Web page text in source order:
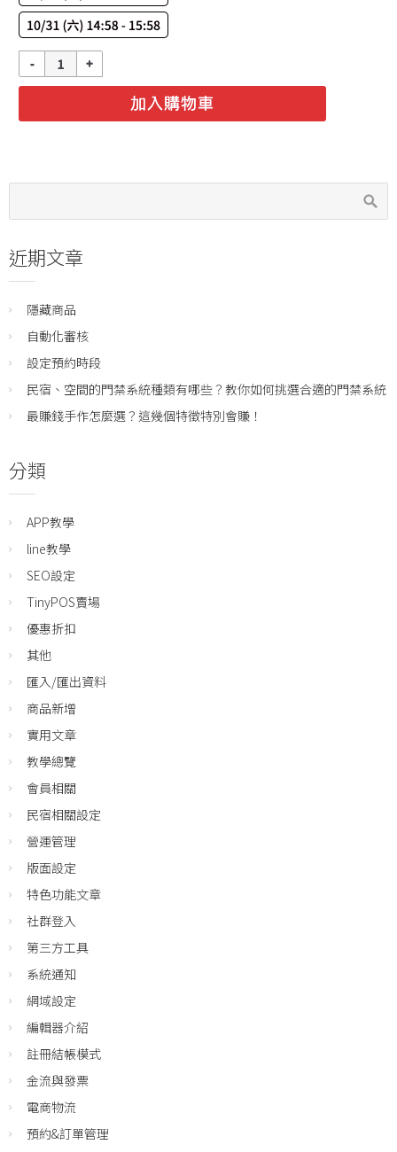
近期文章
隱藏商品
自動化審核
設定預約時段
民宿、空間的門禁系統種類有哪些？教你如何挑選合適的門禁系統
最賺錢手作怎麼選？這幾個特徵特別會賺！
分類
APP教學
line教學
SEO設定
TinyPOS賣場
優惠折扣
其他
匯入/匯出資料
商品新增
實用文章
教學總覽
會員相關
民宿相關設定
營運管理
版面設定
特色功能文章
社群登入
第三方工具
系統通知
網域設定
編輯器介紹
註冊結帳模式
金流與發票
電商物流
預約&訂單管理